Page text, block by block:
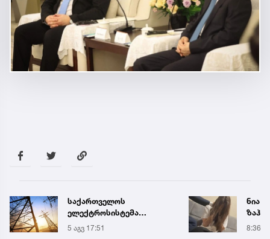
საქართველოს
ელექტროსისტემა
სპეციალურ განცხადებას
ავრცელებს
5 აგვ 17:51
ნია
8:36